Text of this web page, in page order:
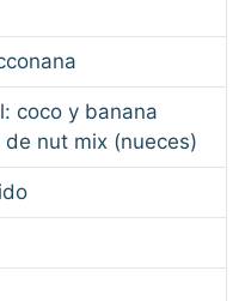
coco y banana
nut mix (nueces)